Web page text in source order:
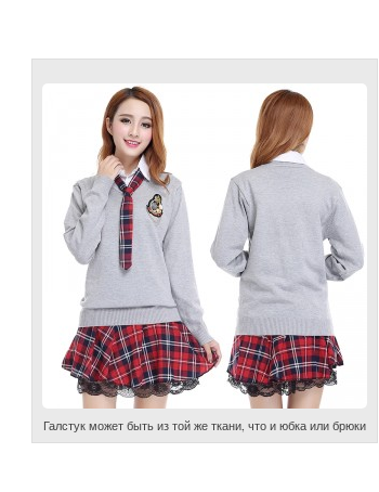
Галстук может быть из той же ткани, что и юбка или брюки